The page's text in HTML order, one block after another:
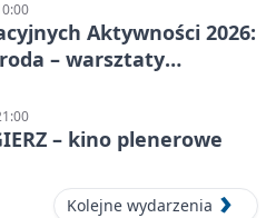
Aktywności 2026:
– warsztaty
– kino plenerowe
Kolejne wydarzenia